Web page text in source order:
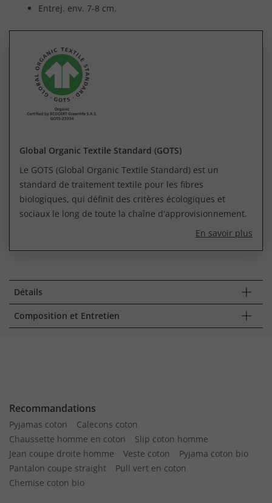
Entrej. env. 7-8 cm.
Global Organic Textile Standard (GOTS)
Le GOTS (Global Organic Textile Standard) est un
standard de traitement textile pour les fibres
biologiques, qui définit des critères écologiques et
sociaux le long de toute la chaîne d'approvisionnement.
En savoir plus
Détails
Composition et Entretien
Recommandations
Pyjamas coton
Calecons coton
Chaussette homme en coton
Slip coton homme
Jean coupe droite homme
Veste coton
Pyjama coton bio
Pantalon coupe straight
Pull vert en coton
Chemise coton bio